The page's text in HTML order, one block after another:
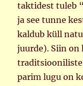
taktidest tuleb
ja see tunne
kaldub küll
juurde). Siin on
traditsiooniliste
parim lugu on